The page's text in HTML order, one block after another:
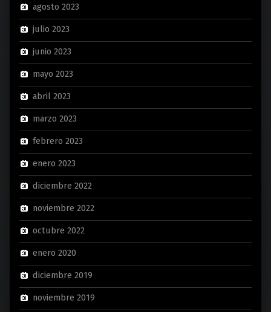
agosto 2023
julio 2023
junio 2023
mayo 2023
abril 2023
marzo 2023
febrero 2023
enero 2023
diciembre 2022
noviembre 2022
octubre 2022
enero 2020
diciembre 2019
noviembre 2019